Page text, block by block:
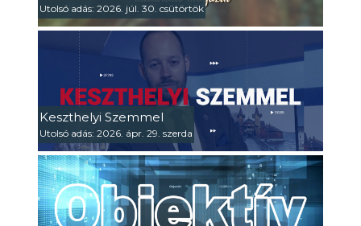
Utolsó adás: 2026. júl. 30. csütörtök
Keszthelyi Szemmel
Utolsó adás: 2026. ápr. 29. szerda